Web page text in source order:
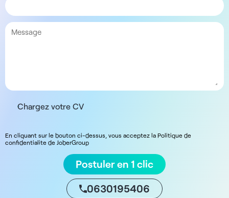
Chargez votre CV
En cliquant sur le bouton ci-dessus, vous acceptez la Politique de
confidentialite de JoberGroup
Postuler en 1 clic
0630195406